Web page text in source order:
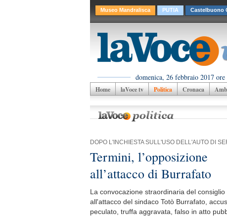
Museo Mandralisca PUTIA Castelbuono
domenica, 26 febbraio 2017 ore
Home laVoce tv Politica Cronaca
DOPO L'INCHIESTA SULL'USO DELL'AUTO DI
Termini, l’opposizione
all’attacco di Burrafato
La convocazione straordinaria del
all'attacco del sindaco Totò Burrafato,
peculato, truffa aggravata, falso in atto